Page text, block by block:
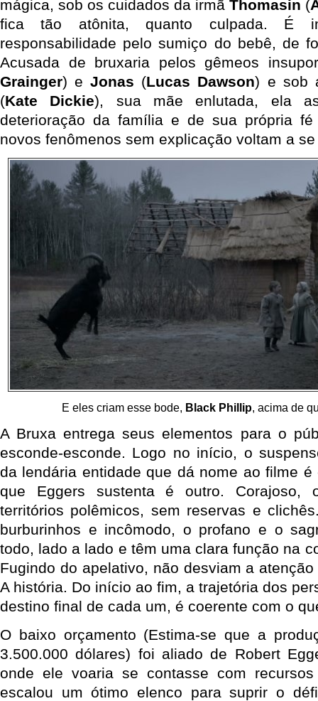
mágica, sob os cuidados da irmã Thomasin (
fica tão atônita, quanto culpada. É
responsabilidade pelo sumiço do bebê, de
Acusada de bruxaria pelos gêmeos
Grainger) eJonas (Lucas Dawson) e sob
(Kate Dickie), sua mãe enlutada, ela
deterioração da família e de sua própria
novos fenômenos sem explicação voltam a
E eles criam esse bode, Black Phillip, acima de
A Bruxa entrega seus elementos para o
esconde-esconde. Logo no início, o
da lendária entidade que dá nome ao filme é
que Eggers sustenta é outro. Corajoso,
territórios polêmicos, sem reservas e
burburinhos e incômodo, o profano e o
todo, lado a lado e têm uma clara função na
Fugindo do apelativo, não desviam a
A história. Do início ao fim, a trajetória dos
destino final de cada um, é coerente com o
O baixo orçamento (Estima-se que a
3.500.000 dólares) foi aliado de Robert
onde ele voaria se contasse com recursos
escalou um ótimo elenco para suprir o